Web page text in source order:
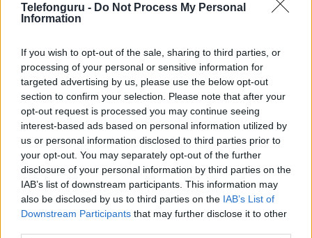
Telefonguru - Do Not Process My Personal
Information
If you wish to opt-out of the sale, sharing to third parties, or
processing of your personal or sensitive information for
targeted advertising by us, please use the below opt-out
section to confirm your selection. Please note that after your
opt-out request is processed you may continue seeing
interest-based ads based on personal information utilized by
us or personal information disclosed to third parties prior to
your opt-out. You may separately opt-out of the further
disclosure of your personal information by third parties on the
IAB’s list of downstream participants. This information may
also be disclosed by us to third parties on the IAB’s List of
Downstream Participants that may further disclose it to other
SNS integráció alap szolgáltatás
T9 szótár alkalmazás független szótár
Office alkalmazások alap szolgáltatás
Iránytũ Nincs
Extrák JBL sound
EGYÉB
Vibra jelzés alap szolgáltatás
SIM típus Nincs